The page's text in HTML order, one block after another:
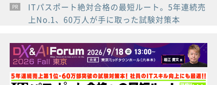
PR
PR
PR
ITパスポート絶対合格の最短ルート。5年連続売
上No.1、60万人が手に取った試験対策本